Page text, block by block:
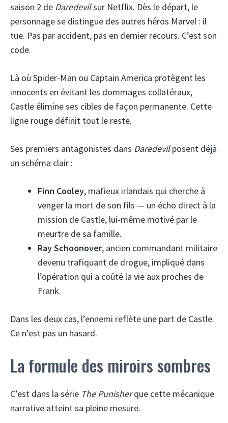
saison 2 de Daredevilsur Netflix. Dès le départ, le
personnage se distingue des autres héros Marvel : il
tue. Pas par accident, pas en dernier recours. C’est son
code.
Là où Spider-Man ou Captain America protègent les
innocents en évitant les dommages collatéraux,
Castle élimine ses cibles de façon permanente. Cette
ligne rouge définit tout le reste.
Ses premiers antagonistes dans Daredevilposent déjà
un schéma clair :
Finn Cooley, mafieux irlandais qui cherche à
venger la mort de son fils — un écho direct à la
mission de Castle, lui-même motivé par le
meurtre de sa famille.
Ray Schoonover, ancien commandant militaire
devenu trafiquant de drogue, impliqué dans
l’opération qui a coûté la vie aux proches de
Frank.
Dans les deux cas, l’ennemi reflète une part de Castle.
Ce n’est pas un hasard.
La formule des miroirs sombres
C’est dans la série The Punisherque cette mécanique
narrative atteint sa pleine mesure.